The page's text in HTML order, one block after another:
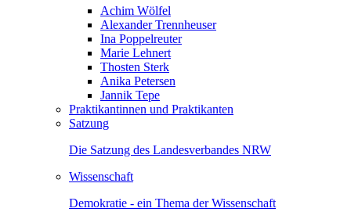
Achim Wölfel
Alexander Trennheuser
Ina Poppelreuter
Marie Lehnert
Thosten Sterk
Anika Petersen
Jannik Tepe
Praktikantinnen und Praktikanten
Satzung
Die Satzung des Landesverbandes NRW
Wissenschaft
Demokratie - ein Thema der Wissenschaft